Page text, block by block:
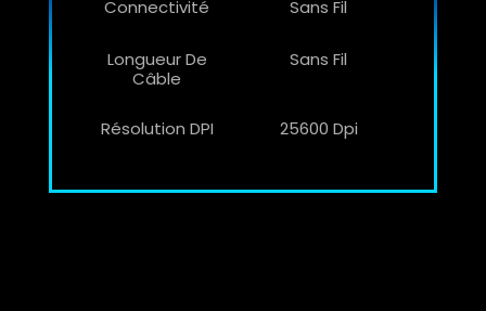
Connectivité Sans Fil
Longueur De
Câble
Sans Fil
Résolution DPI 25600 Dpi